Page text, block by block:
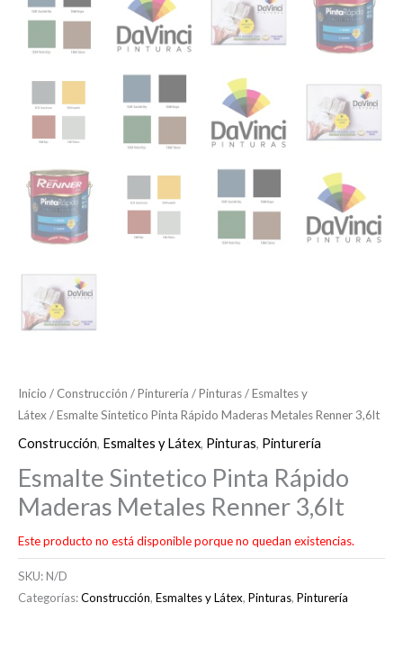
Inicio / Construcción /Pinturería /Pinturas/Esmaltes y
Látex / Esmalte Sintetico Pinta Rápido Maderas Metales Renner 3,6lt
Construcción, Esmaltes y Látex, Pinturas, Pinturería
Esmalte Sintetico Pinta Rápido
Maderas Metales Renner 3,6lt
Este producto no está disponible porque no quedan existencias.
SKU:N/D
Categorías:Construcción, Esmaltes y Látex, Pinturas, Pinturería